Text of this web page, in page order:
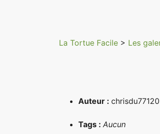
La Tortue Facile > Les
Auteur : chrisdu77120
Tags : Aucun